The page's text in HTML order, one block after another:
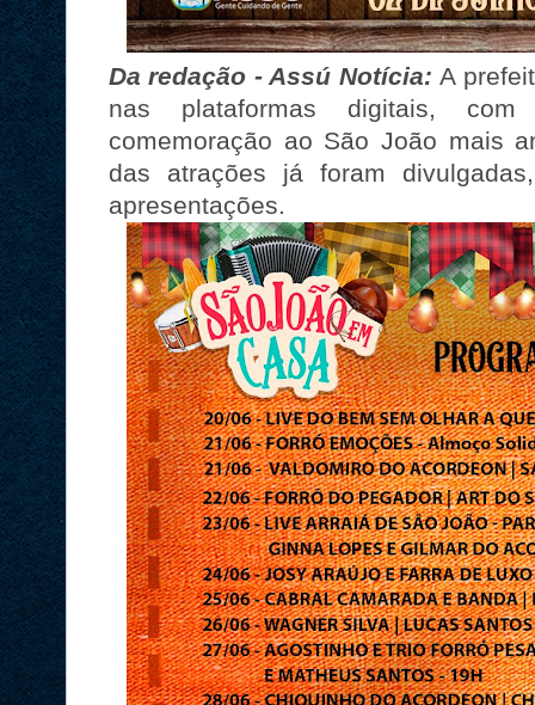
Da redação - Assú Notícia:A
nas plataformas digitais,
comemoração ao São João mais
das atrações já foram
apresentações.